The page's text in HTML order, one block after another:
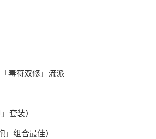
毒符双修」流派
套装）
组合最佳）